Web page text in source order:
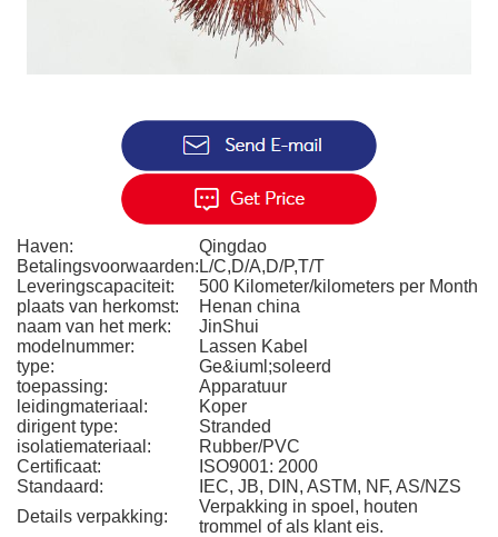
Haven:
Qingdao
Betalingsvoorwaarden: L/C,D/A,D/P,T/T
Leveringscapaciteit:
500 Kilometer/kilometers per Month
plaats van herkomst:
Henan china
naam van het merk:
JinShui
modelnummer:
Lassen Kabel
type:
Ge&iuml;soleerd
toepassing:
Apparatuur
leidingmateriaal:
Koper
dirigent type:
Stranded
isolatiemateriaal:
Rubber/PVC
Certificaat:
ISO9001: 2000
Standaard:
IEC, JB, DIN, ASTM, NF, AS/NZS
Details verpakking:
Verpakking in spoel, houten
trommel of als klant eis.